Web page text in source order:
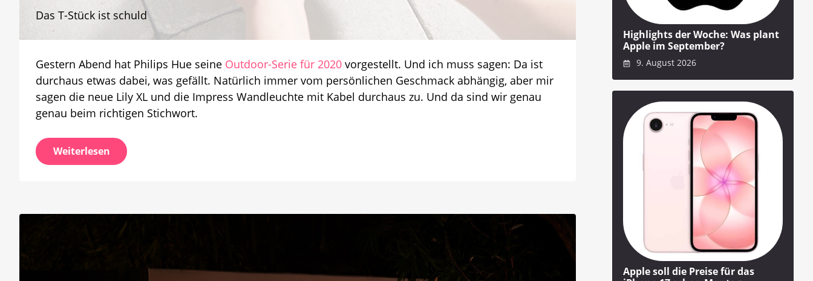
Meter
als
5
Meter
Das T-Stück ist schuld
Gestern Abend hat Philips Hue seine Outdoor-Serie für 2020 vorgestellt. Und ich muss sagen: Da ist
durchaus etwas dabei, was gefällt. Natürlich immer vom persönlichen Geschmack abhängig, aber mir
sagen die neue Lily XL und die Impress Wandleuchte mit Kabel durchaus zu. Und da sind wir genau
genau beim richtigen Stichwort.
Weiterlesen
Highlights der Woche: Was plant
Apple im September?
9. August 2026
Apple soll die Preise für das